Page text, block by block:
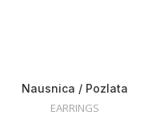
Nausnica / Pozlata
EARRINGS